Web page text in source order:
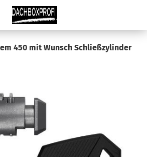
450 mit Wunsch Schließzylinder